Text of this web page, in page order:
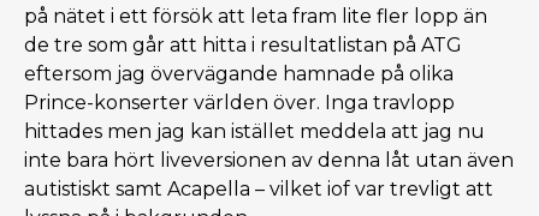
på nätet i ett försök att leta fram lite fler lopp än
de tre som går att hitta i resultatlistan på ATG
eftersom jag övervägande hamnade på olika
Prince-konserter världen över. Inga travlopp
hittades men jag kan istället meddela att jag nu
inte bara hört liveversionen av denna låt utan även
autistiskt samt Acapella – vilket iof var trevligt att